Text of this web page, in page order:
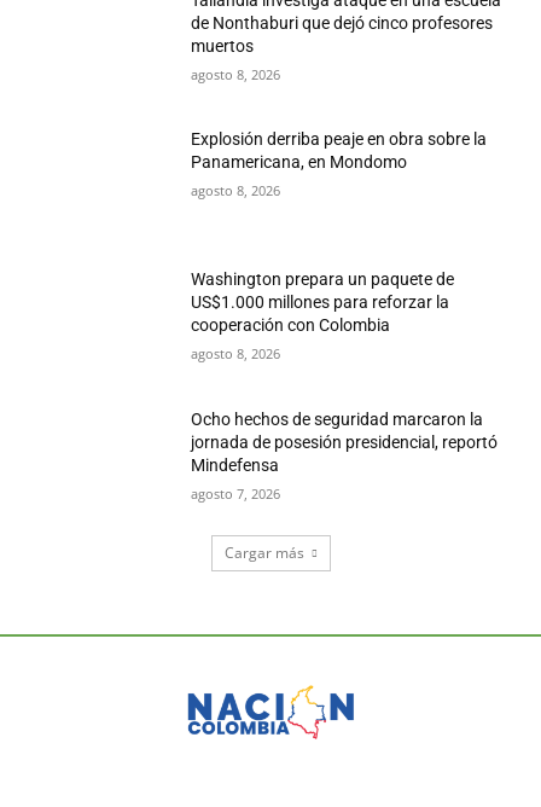
de Nonthaburi que dejó cinco profesores
muertos
agosto 8, 2026
Explosión derriba peaje en obra sobre la
Panamericana, en Mondomo
agosto 8, 2026
Washington prepara un paquete de
US$1.000 millones para reforzar la
cooperación con Colombia
agosto 8, 2026
Ocho hechos de seguridad marcaron la
jornada de posesión presidencial, reportó
Mindefensa
agosto 7, 2026
Cargar más